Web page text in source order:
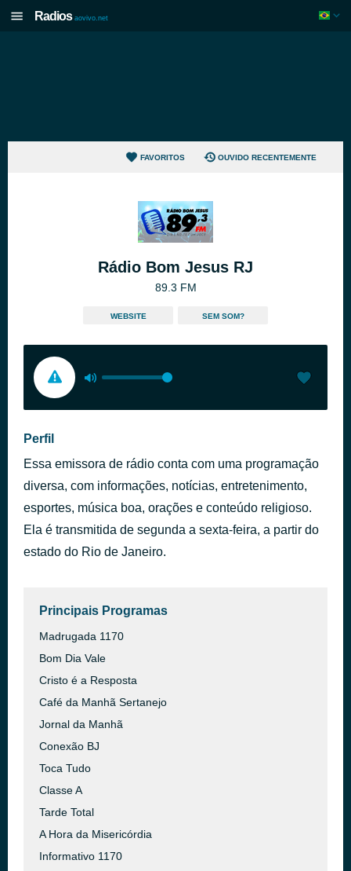
Radios aovivo.net
FAVORITOS OUVIDO RECENTEMENTE
Rádio Bom Jesus RJ
89.3 FM
WEBSITE SEM SOM?
Perfil
Essa emissora de rádio conta com uma programação
diversa, com informações, notícias, entretenimento,
esportes, música boa, orações e conteúdo religioso.
Ela é transmitida de segunda a sexta-feira, a partir do
estado do Rio de Janeiro.
Principais Programas
Madrugada 1170
Bom Dia Vale
Cristo é a Resposta
Café da Manhã Sertanejo
Jornal da Manhã
Conexão BJ
Toca Tudo
Classe A
Tarde Total
A Hora da Misericórdia
Informativo 1170